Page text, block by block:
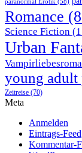
Romance
Science Fiction
Urban
young adult
Zeitreise (70)
Meta
Anmelden
Eintrags-Feed
Kommentar-